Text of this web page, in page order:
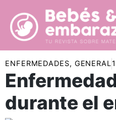
contenido
ENFERMEDADES, GENERAL
durante el